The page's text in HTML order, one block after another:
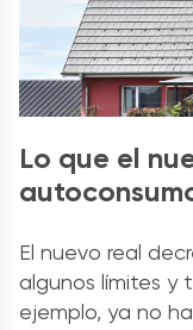
Lo que el
El nuevo real
algunos límites y
ejemplo, ya no